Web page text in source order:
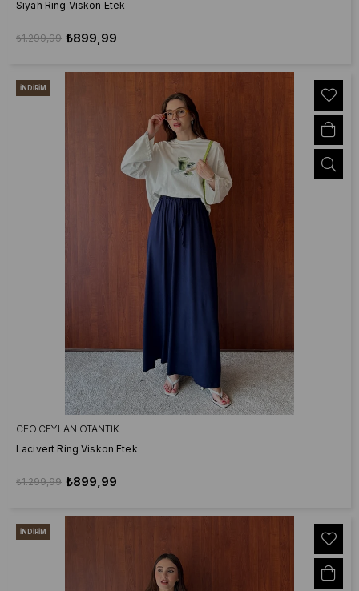
Siyah Ring Viskon Etek
₺899,99
₺1.299,99
CEO CEYLAN OTANTIK
Lacivert Ring Viskon Etek
₺899,99
₺1.299,99
İNDIRIM
İNDIRIM